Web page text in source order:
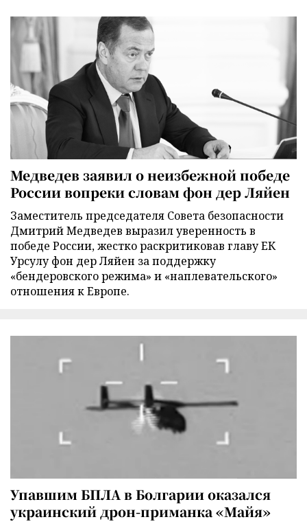
Медведев заявил о неизбежной победе
России вопреки словам фон дер Ляйен
Заместитель председателя Совета безопасности
Дмитрий Медведев выразил уверенность в
победе России, жестко раскритиковав главу ЕК
Урсулу фон дер Ляйен за поддержку
«бендеровского режима» и «наплевательского»
отношения к Европе.
Упавшим БПЛА в Болгарии оказался
украинский дрон-приманка «Майя»